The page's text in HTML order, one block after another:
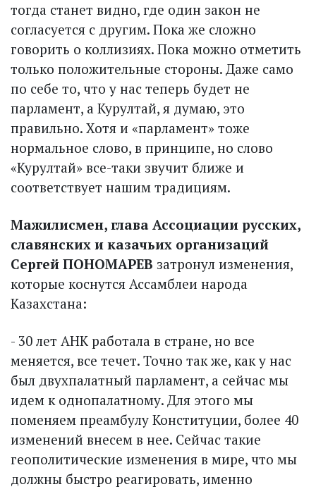
тогда станет видно, где один закон не
согласуется с другим. Пока же сложно
говорить о коллизиях. Пока можно отметить
только положительные стороны. Даже само
по себе то, что у нас теперь будет не
парламент, а Курултай, я думаю, это
правильно. Хотя и «парламент» тоже
нормальное слово, в принципе, но слово
«Курултай» все-таки звучит ближе и
соответствует нашим традициям.
Мажилисмен, глава Ассоциации русских,
славянских и казачьих организаций
Сергей ПОНОМАРЕВ затронул изменения,
которые коснутся Ассамблеи народа
Казахстана:
- 30 лет АНК работала в стране, но все
меняется, все течет. Точно так же, как у нас
был двухпалатный парламент, а сейчас мы
идем к однопалатному. Для этого мы
поменяем преамбулу Конституции, более 40
изменений внесем в нее. Сейчас такие
геополитические изменения в мире, что мы
должны быстро реагировать, именно